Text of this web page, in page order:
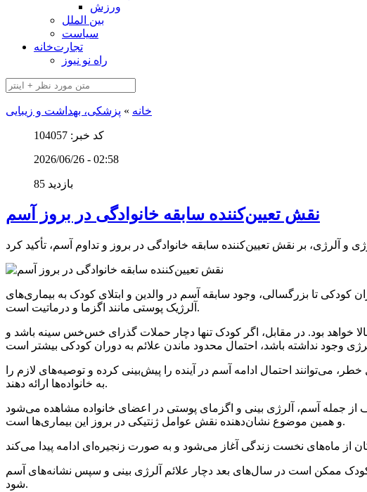
ورزش
بین الملل
سیاست
تجارت‌خانه
راه نو نیوز
خانه » پزشکی، بهداشت و زیبایی
کد خبر: 104057
2026/06/26 - 02:58
85 بازدید
نقش تعیین‌کننده سابقه خانوادگی در بروز آسم
کودکی تا بزرگسالی، وجود سابقه آسم در والدین و ابتلای کودک به بیماری‌های
آلرژیک پوستی مانند اگزما و درماتیت است.
خواهد بود. در مقابل، اگر کودک تنها دچار حملات گذرای خس‌خس سینه باشد و
احتمال ادامه آسم در آینده را پیش‌بینی کرده و توصیه‌های لازم را
به خانواده‌ها ارائه دهند.
از جمله آسم، آلرژی بینی و اگزمای پوستی در اعضای خانواده مشاهده می‌شود
و همین موضوع نشان‌دهنده نقش عوامل ژنتیکی در بروز این بیماری‌ها است.
ممکن است در سال‌های بعد دچار علائم آلرژی بینی و سپس نشانه‌های آسم
شود.